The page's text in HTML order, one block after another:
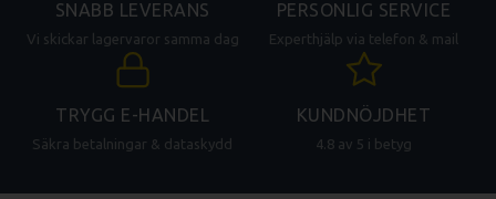
SNABB LEVERANS
Vi skickar lagervaror samma dag
PERSONLIG SERVICE
Experthjälp via telefon & mail
TRYGG E-HANDEL
Säkra betalningar & dataskydd
KUNDNÖJDHET
4.8 av 5 i betyg